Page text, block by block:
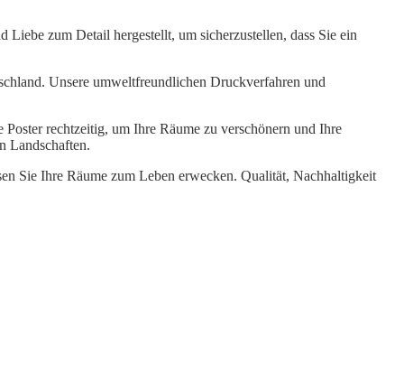
zum Detail hergestellt, um sicherzustellen, dass Sie ein
Unsere umweltfreundlichen Druckverfahren und
rechtzeitig, um Ihre Räume zu verschönern und Ihre
Landschaften.
Sie Ihre Räume zum Leben erwecken. Qualität, Nachhaltigkeit